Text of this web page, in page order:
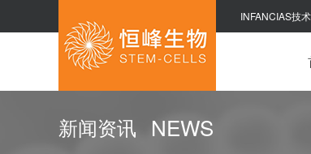
INFANCIAS技
新闻资讯 NEWS